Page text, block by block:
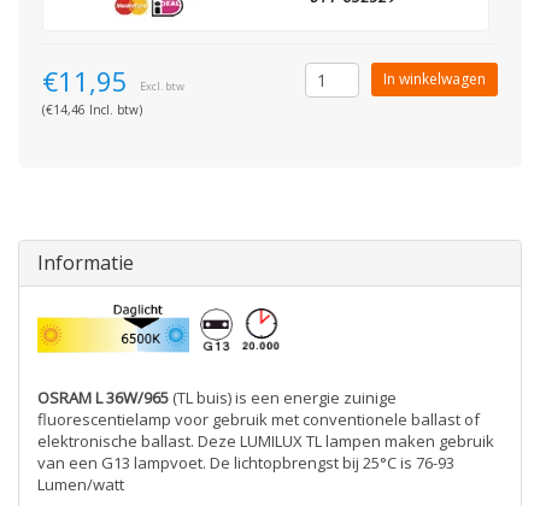
€11,95 Excl. btw
(€14,46 Incl. btw)
In winkelwagen
Informatie
OSRAM L 36W/965 (TL buis) is een energie zuinige
fluorescentielamp voor gebruik met conventionele ballast of
elektronische ballast. Deze LUMILUX TL lampen maken gebruik
van een G13 lampvoet. De lichtopbrengst bij 25°C is 76-93
Lumen/watt